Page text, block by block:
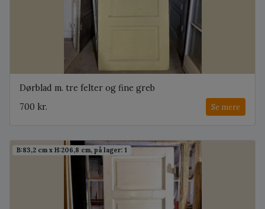
Dørblad m. tre felter og fine greb
700 kr.
Se mere
B:83,2 cm x H:206,8 cm, på lager: 1